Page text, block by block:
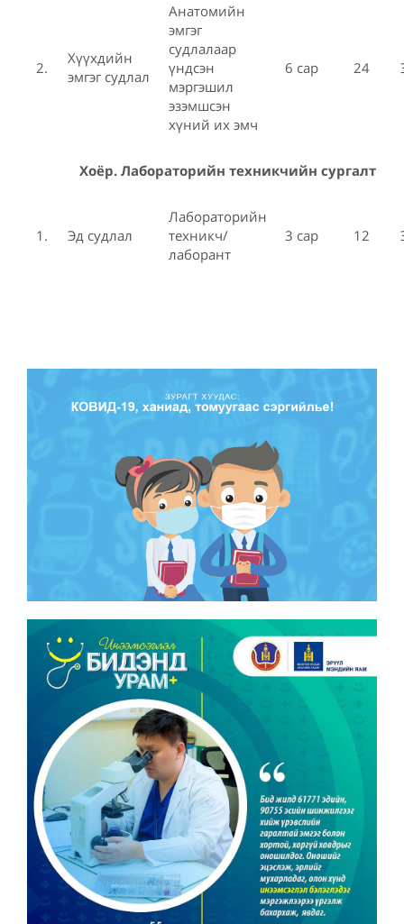
2.
Хүүхдийн
эмгэг судлал
Анатомийн
эмгэг
судлалаар
үндсэн
мэргэшил
эзэмшсэн
хүний их эмч
6 сар 24
Хоёр. Лабораторийн техникчийн сургалт
1. Эд судлал
Лабораторийн
техникч/
лаборант
3 сар 12